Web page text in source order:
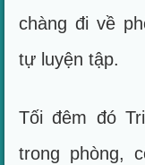
chàng đi về
tự luyện tập.
Tối đêm đó
trong phòng,